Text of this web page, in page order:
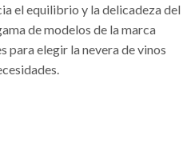
el equilibrio y la delicadeza del
de modelos de la marca
para elegir la nevera de vinos